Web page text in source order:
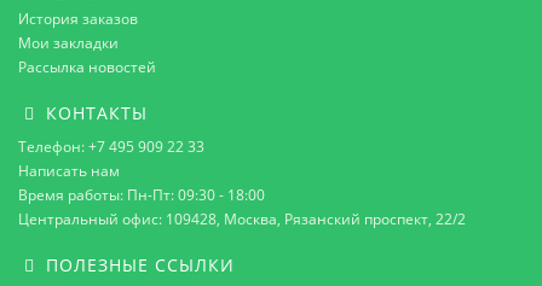
История заказов
Мои закладки
Рассылка новостей
КОНТАКТЫ
Телефон: +7 495 909 22 33
Написать нам
Время работы: Пн-Пт: 09:30 - 18:00
Центральный офис: 109428, Москва, Рязанский проспект, 22/2
ПОЛЕЗНЫЕ ССЫЛКИ